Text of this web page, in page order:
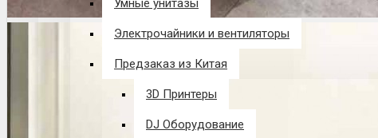
Умные унитазы
Электрочайники и вентиляторы
Предзаказ из Китая
3D Принтеры
DJ Оборудование